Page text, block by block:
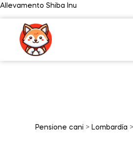
Allevamento Shiba Inu
Pensione cani > Lombardía >